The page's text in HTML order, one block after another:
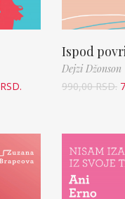
RSD.
Ispod
Dejzi Džonson
990,00RSD.